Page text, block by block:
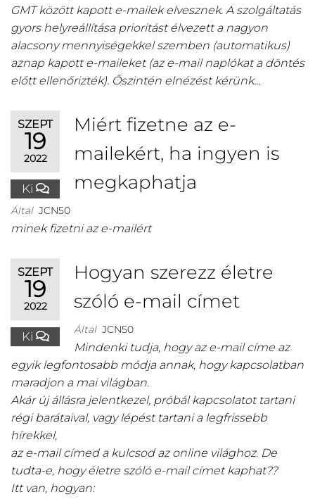
GMT között kapott e-mailek elvesznek. A szolgáltatás
gyors helyreállítása prioritást élvezett a nagyon
alacsony mennyiségekkel szemben (automatikus)
aznap kapott e-maileket (az e-mail naplókat a döntés
előtt ellenőrizték). Őszintén elnézést kérünk…
SZEPT
19
2022
Ki
Miért fizetne az e-
mailekért, ha ingyen is
megkaphatja
Által JCN50
minek fizetni az e-mailért
SZEPT
19
2022
Ki
Hogyan szerezz életre
szóló e-mail címet
Által JCN50
Mindenki tudja, hogy az e-mail címe az
egyik legfontosabb módja annak, hogy kapcsolatban
maradjon a mai világban.
Akár új állásra jelentkezel, próbál kapcsolatot tartani
régi barátaival, vagy lépést tartani a legfrissebb
hírekkel,
az e-mail címed a kulcsod az online világhoz. De
tudta-e, hogy életre szóló e-mail címet kaphat??
Itt van, hogyan: